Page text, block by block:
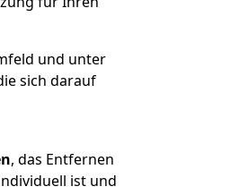
und unter
sich darauf
, das Entfernen
ist und